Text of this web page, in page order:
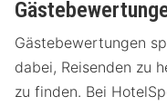
Gästebewertungen
dabei, Reisenden zu
zu finden. Bei